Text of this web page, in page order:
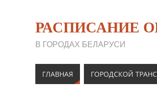
РАСПИСАНИЕ
В ГОРОДАХ БЕЛАРУСИ
ГЛАВНАЯ ГОРОДСКОЙ